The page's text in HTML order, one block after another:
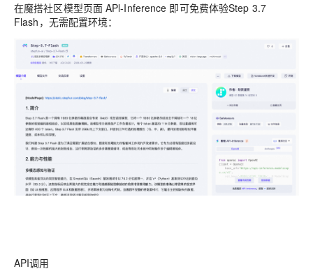
在魔搭社区模型页面 APl-Inference 即可免费体验Step 3.7
Flash，无需配置环境：
API调用